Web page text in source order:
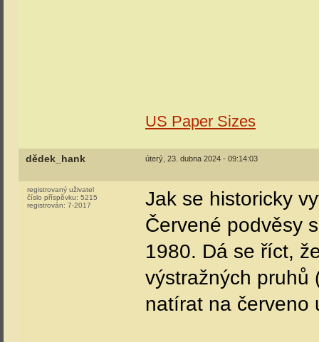
US Paper Sizes
dědek_hank úterý, 23. dubna 2024 - 09:14:03
registrovaný uživatel
číslo příspěvku: 5215
registrován: 7-2017
Jak se historicky
Červené podvěsy
1980. Dá se říct,
výstražných pruhů
natírat na červeno